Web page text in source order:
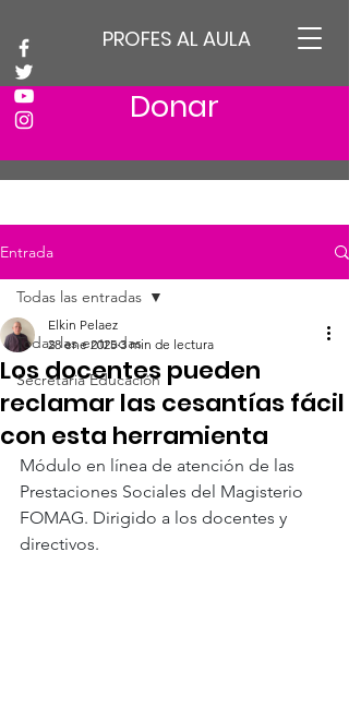
PROFES AL AULA
Donar
Entrada
Todas las entradas
Secretaria Educación
Todas las entradas
Los docentes pueden
reclamar las cesantías fácil
con esta herramienta
Elkin Pelaez
28 ene 2025 3 min de lectura
Módulo en línea de atención de las
Prestaciones Sociales del Magisterio
FOMAG. Dirigido a los docentes y
directivos.